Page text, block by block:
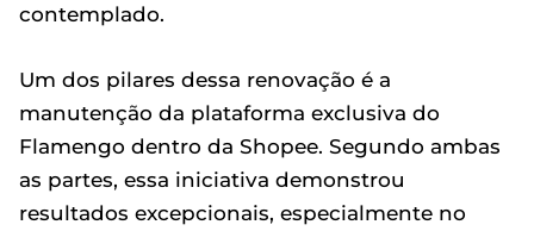
contemplado.
Um dos pilares dessa renovação é a
manutenção da plataforma exclusiva do
Flamengo dentro da Shopee. Segundo ambas
as partes, essa iniciativa demonstrou
resultados excepcionais, especialmente no